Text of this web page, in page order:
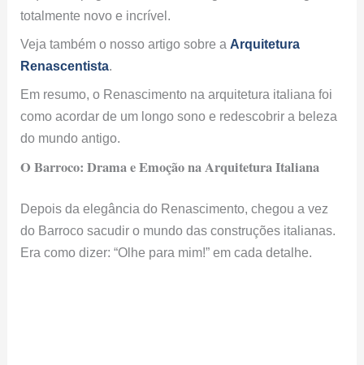
totalmente novo e incrível.
Veja também o nosso artigo sobre a Arquitetura
Renascentista.
Em resumo, o Renascimento na arquitetura italiana foi
como acordar de um longo sono e redescobrir a beleza
do mundo antigo.
O Barroco: Drama e Emoção na Arquitetura Italiana
Depois da elegância do Renascimento, chegou a vez
do Barroco sacudir o mundo das construções italianas.
Era como dizer: “Olhe para mim!” em cada detalhe.